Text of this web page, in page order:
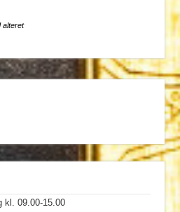
alteret
kl. 09.00-15.00